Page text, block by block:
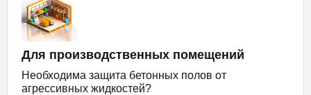
Для производственных помещений
Необходима защита бетонных полов от
агрессивных жидкостей?